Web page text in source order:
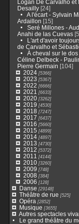
Logan De Carvalho et
Desailly[24]
A l'écart - Sylvain
Ardaillon [15]
Seré Millones -
Anahi de las Cuevas
L'art d'avoir
de Carvalho et
À cheval sur le
Céline Delbeck -
Pierre Germain [104]
2024[5366]
2023 [5367]
2022 [6666]
2021 [6633]
2020[3262]
2019 [4530]
2018 [7247]
2017 [6437]
2016 [5660]
2015 [4899]
2014[4897]
2013 [4730]
2012 [5372]
2011 [4144]
2010[3260]
2009 [748]
2008 [384]
2006 [128]
Danse [29148]
Théâtre de rue [525]
Opéra [2852]
Musique [3655]
Autres spectacles
Le grand théâtre du